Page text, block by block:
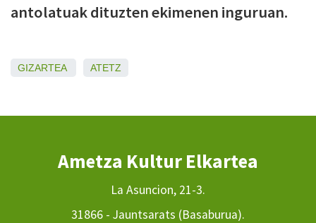
antolatuak dituzten ekimenen inguruan.
GIZARTEA ATETZ
Ametza Kultur Elkartea
La Asuncion, 21-3.
31866 - Jauntsarats (Basaburua).